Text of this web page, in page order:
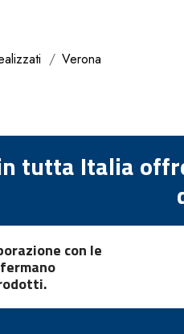
Verona
tutta Italia
con le